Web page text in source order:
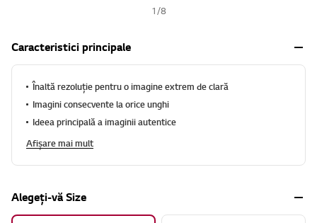
1 /8
Caracteristici principale
Înaltă rezoluție pentru o imagine extrem de clară
Imagini consecvente la orice unghi
Ideea principală a imaginii autentice
Afișare mai mult
Alegeți-vă Size